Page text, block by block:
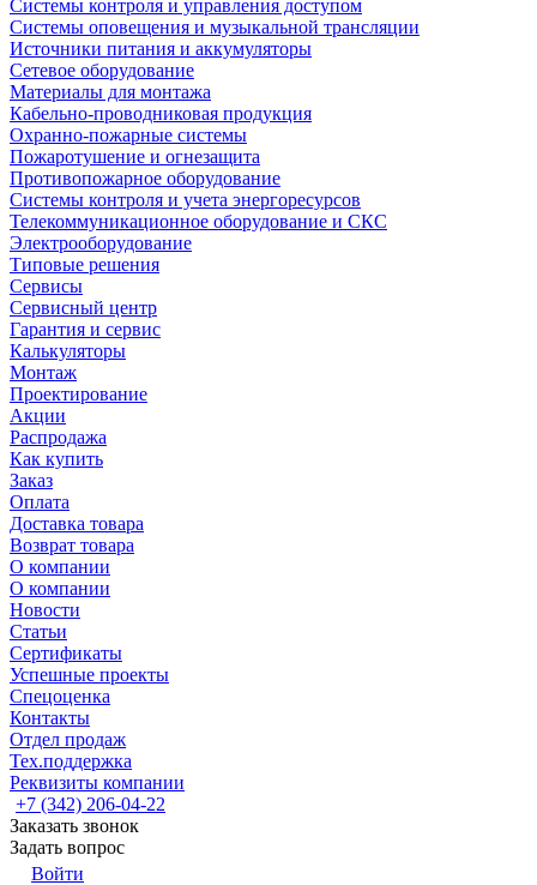
Системы контроля и управления доступом
Системы оповещения и музыкальной трансляции
Источники питания и аккумуляторы
Сетевое оборудование
Материалы для монтажа
Кабельно-проводниковая продукция
Охранно-пожарные системы
Пожаротушение и огнезащита
Противопожарное оборудование
Системы контроля и учета энергоресурсов
Телекоммуникационное оборудование и СКС
Электрооборудование
Типовые решения
Сервисы
Сервисный центр
Гарантия и сервис
Калькуляторы
Монтаж
Проектирование
Акции
Распродажа
Как купить
Заказ
Оплата
Доставка товара
Возврат товара
О компании
О компании
Новости
Статьи
Сертификаты
Успешные проекты
Спецоценка
Контакты
Отдел продаж
Тех.поддержка
Реквизиты компании
+7 (342) 206-04-22
Заказать звонок
Задать вопрос
Войти